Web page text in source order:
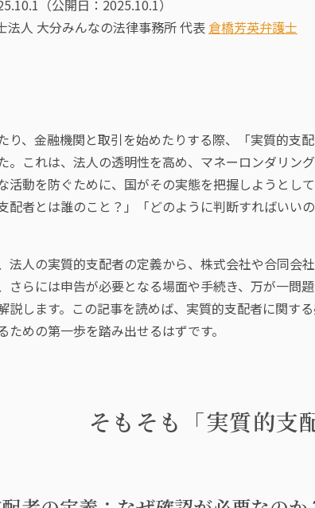
（公開日：2025.10.1）
法人 大分みんなの法律事務所 代表 倉橋芳英弁護士
り、金融機関と取引を始めたりする際、「実質的支
。これは、法人の透明性を高め、マネーロンダリン
活動を防ぐために、国がその実態を把握しようとし
配者とは誰のこと？」「どのように判断すればいい
法人の実質的支配者の定義から、株式会社や合同会
さらには申告が必要となる場面や手続き、万が一問
説します。この記事を読めば、実質的支配者に関す
ための第一歩を踏み出せるはずです。
そもそも「実質的支